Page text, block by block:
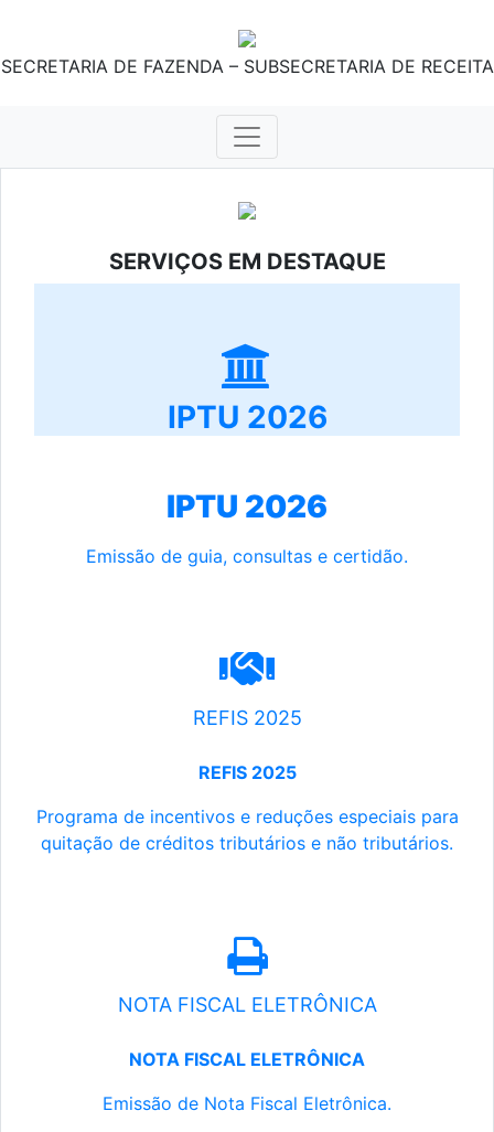
SECRETARIA DE FAZENDA – SUBSECRETARIA DE RECEITA
SERVIÇOS EM DESTAQUE
IPTU 2026
IPTU 2026
Emissão de guia, consultas e certidão.
REFIS 2025
REFIS 2025
Programa de incentivos e reduções especiais para
quitação de créditos tributários e não tributários.
NOTA FISCAL ELETRÔNICA
NOTA FISCAL ELETRÔNICA
Emissão de Nota Fiscal Eletrônica.